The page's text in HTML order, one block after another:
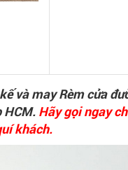
và may Rèm cửa
HCM. Hãy gọi ngay
khách.